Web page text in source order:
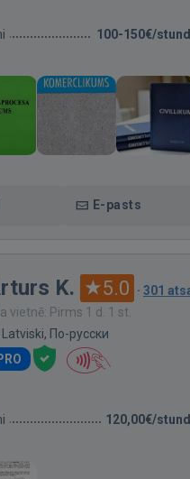
100-150€/
E-pasts
K. 5.0 · 301
vietnē: Pirms 1 d. 1 st.
Latviski, По-русски
120,00€/